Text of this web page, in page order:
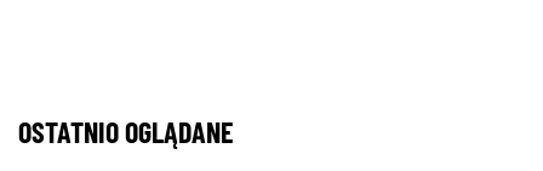
OSTATNIO OGLĄDANE